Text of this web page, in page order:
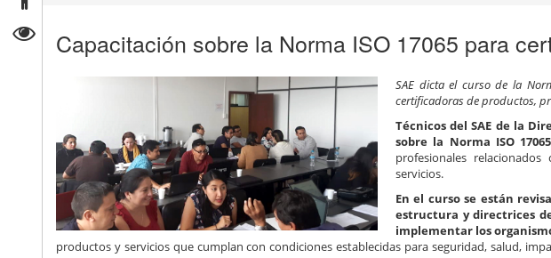
Capacitación sobre la Norma ISO 17065 para
SAE dicta el curso de la
certificadoras de productos,
Técnicos del SAE de la
sobre la Norma ISO
profesionales
servicios.
En el curso se están
estructura y directrices
implementar los
productos y servicios que cumplan con condiciones establecidas para seguridad, salud,